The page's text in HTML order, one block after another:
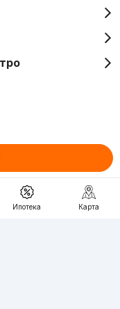
Ипотека Карта